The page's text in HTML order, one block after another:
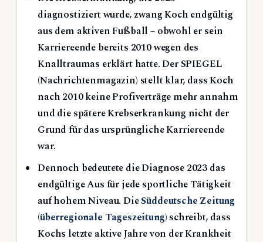
diagnostiziert wurde, zwang Koch endgültig
aus dem aktiven Fußball – obwohl er sein
Karriereende bereits 2010 wegen des
Knalltraumas erklärt hatte. Der SPIEGEL
(Nachrichtenmagazin) stellt klar, dass Koch
nach 2010 keine Profiverträge mehr annahm
und die spätere Krebserkrankung nicht der
Grund für das ursprüngliche Karriereende
war.
Dennoch bedeutete die Diagnose 2023 das
endgültige Aus für jede sportliche Tätigkeit
auf hohem Niveau. DieSüddeutsche Zeitung
(überregionale Tageszeitung) schreibt, dass
Kochs letzte aktive Jahre von der Krankheit